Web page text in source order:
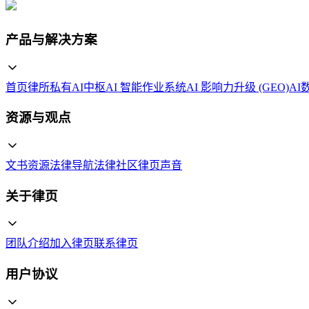
产品与解决方案
首页律所私有AI中枢AI 智能作业系统AI 影响力升级 (GEO)AI
资源与观点
文书资源法律导航法律社区律页声音
关于律页
团队介绍加入律页联系律页
用户协议